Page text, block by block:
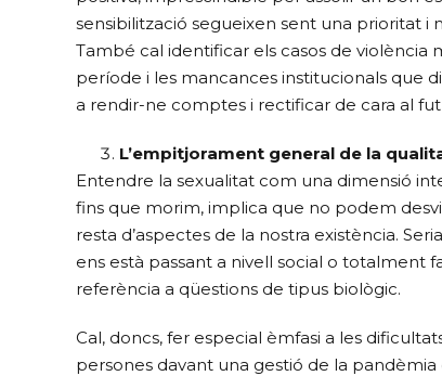
sensibilització segueixen sent una prioritat
També cal identificar els casos de
període i les mancances institucionals que
a rendir-ne comptes i rectificar de cara al
L’empitjorament general de la
Entendre la sexualitat com una dimensió
fins que morim, implica que no podem
resta d’aspectes de la nostra existència.
ens està passant a nivell social o totalment
referència a qüestions de tipus biològic.
Cal, doncs, fer especial èmfasi a les
persones davant una gestió de la